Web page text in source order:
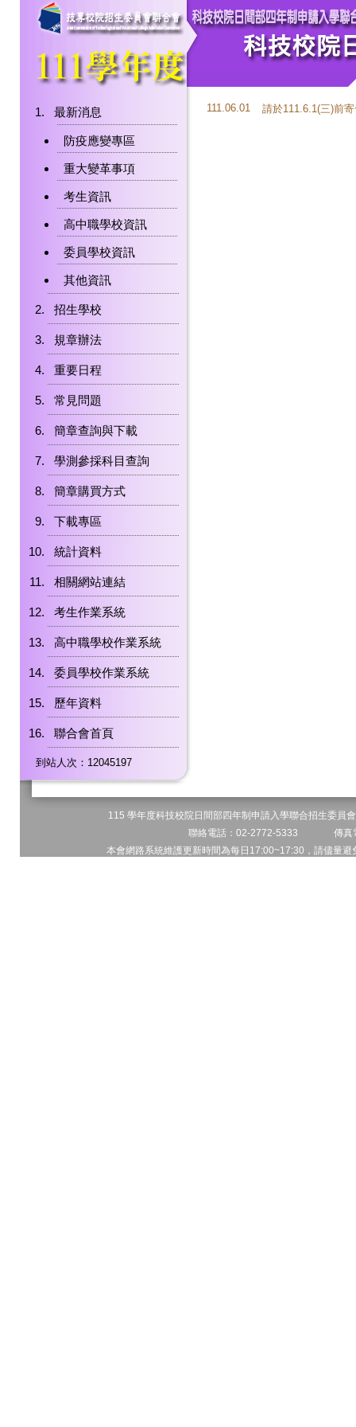
最新消息
防疫應變專區
重大變革事項
考生資訊
高中職學校資訊
委員學校資訊
其他資訊
招生學校
規章辦法
重要日程
常見問題
簡章查詢與下載
學測參採科目查詢
簡章購買方式
下載專區
統計資料
相關網站連結
考生作業系統
高中職學校作業系統
委員學校作業系統
歷年資料
聯合會首頁
到站人次：12045197
111.06.01 請於111.6.1(三)前
115 學年度科技校院日間部四年制申請入學聯合招生委
聯絡電話：02-2772-5333 傳
本會網路系統維護更新時間為每日17:00~17:30，請儘量